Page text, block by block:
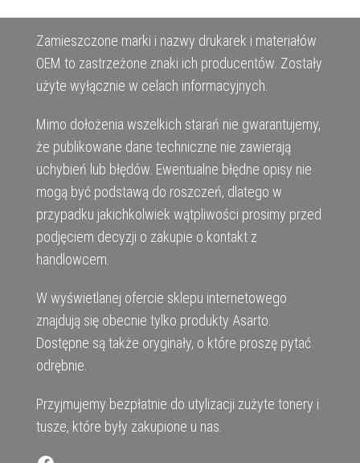
Zamieszczone marki i nazwy drukarek i materiałów
OEM to zastrzeżone znaki ich producentów. Zostały
użyte wyłącznie w celach informacyjnych.
Mimo dołożenia wszelkich starań nie gwarantujemy,
że publikowane dane techniczne nie zawierają
uchybień lub błędów. Ewentualne błędne opisy nie
mogą być podstawą do roszczeń, dlatego w
przypadku jakichkolwiek wątpliwości prosimy przed
podjęciem decyzji o zakupie o kontakt z
handlowcem.
W wyświetlanej ofercie sklepu internetowego
znajdują się obecnie tylko produkty Asarto.
Dostępne są także oryginały, o które proszę pytać
odrębnie.
Przyjmujemy bezpłatnie do utylizacji zużyte tonery i
tusze, które były zakupione u nas.